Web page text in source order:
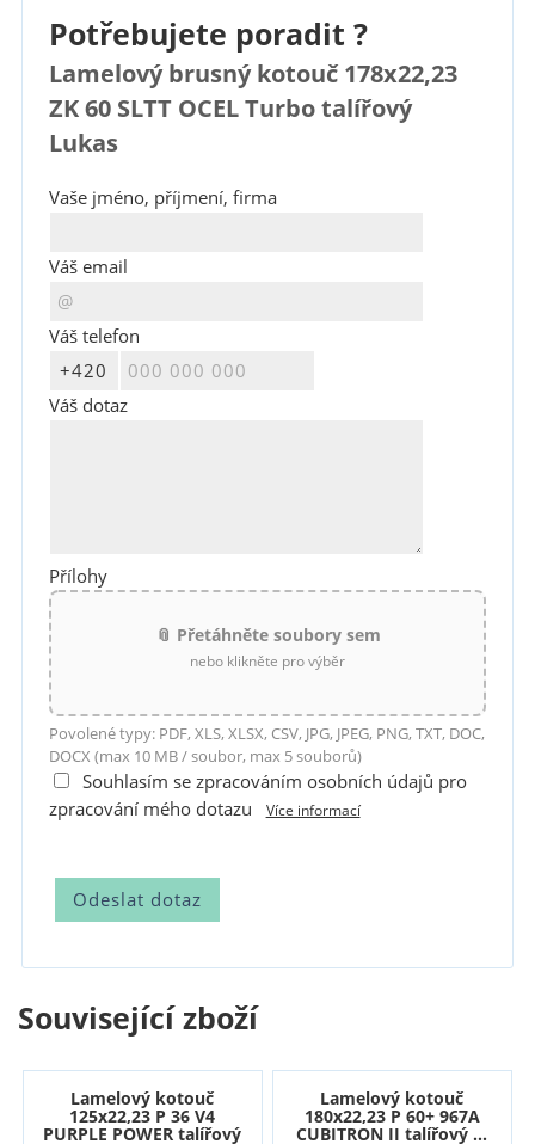
Potřebujete poradit ?
Lamelový brusný kotouč 178x22,23
ZK 60 SLTT OCEL Turbo talířový
Lukas
Vaše jméno, příjmení, firma
Váš email
Váš telefon
Váš dotaz
Přílohy
📎 Přetáhněte soubory sem
nebo klikněte pro výběr
Povolené typy: PDF, XLS, XLSX, CSV, JPG, JPEG, PNG, TXT, DOC,
DOCX (max 10 MB / soubor, max 5 souborů)
Souhlasím se zpracováním osobních údajů pro
zpracování mého dotazu
Více informací
Související zboží
Lamelový kotouč
125x22,23 P 36 V4
PURPLE POWER talířový
Lamelový kotouč
180x22,23 P 60+ 967A
CUBITRON II talířový ...